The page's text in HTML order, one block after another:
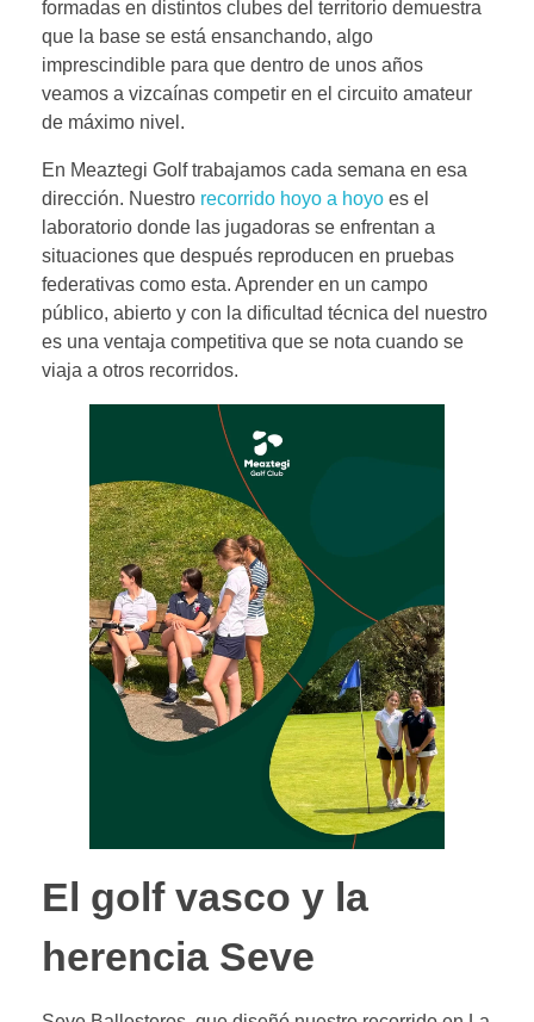
formadas en distintos clubes del territorio demuestra
que la base se está ensanchando, algo
imprescindible para que dentro de unos años
veamos a vizcaínas competir en el circuito amateur
de máximo nivel.
En Meaztegi Golf trabajamos cada semana en esa
dirección. Nuestro recorrido hoyo a hoyo es el
laboratorio donde las jugadoras se enfrentan a
situaciones que después reproducen en pruebas
federativas como esta. Aprender en un campo
público, abierto y con la dificultad técnica del nuestro
es una ventaja competitiva que se nota cuando se
viaja a otros recorridos.
El golf vasco y la
herencia Seve